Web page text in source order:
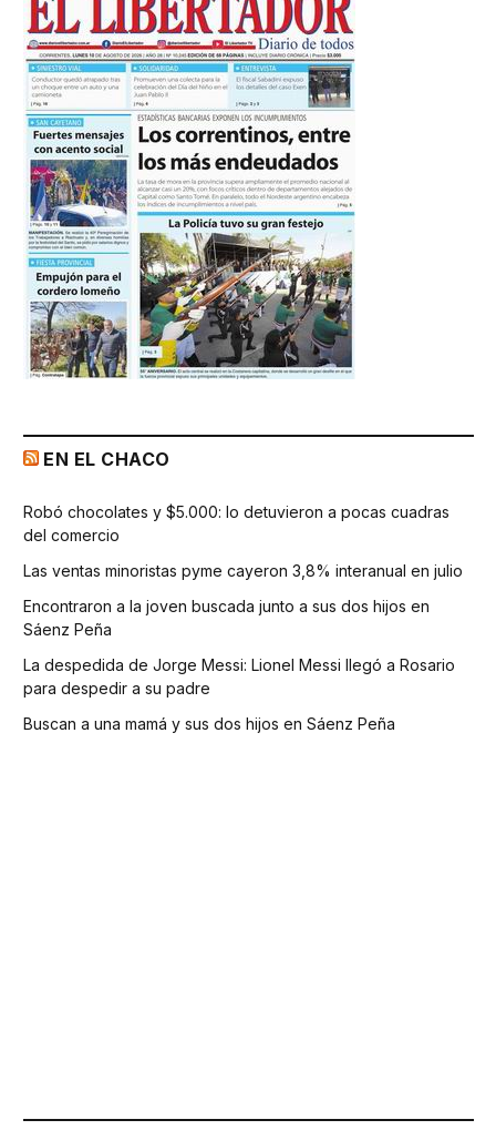
EN EL CHACO
Robó chocolates y $5.000: lo detuvieron a pocas cuadras
del comercio
Las ventas minoristas pyme cayeron 3,8% interanual en julio
Encontraron a la joven buscada junto a sus dos hijos en
Sáenz Peña
La despedida de Jorge Messi: Lionel Messi llegó a Rosario
para despedir a su padre
Buscan a una mamá y sus dos hijos en Sáenz Peña